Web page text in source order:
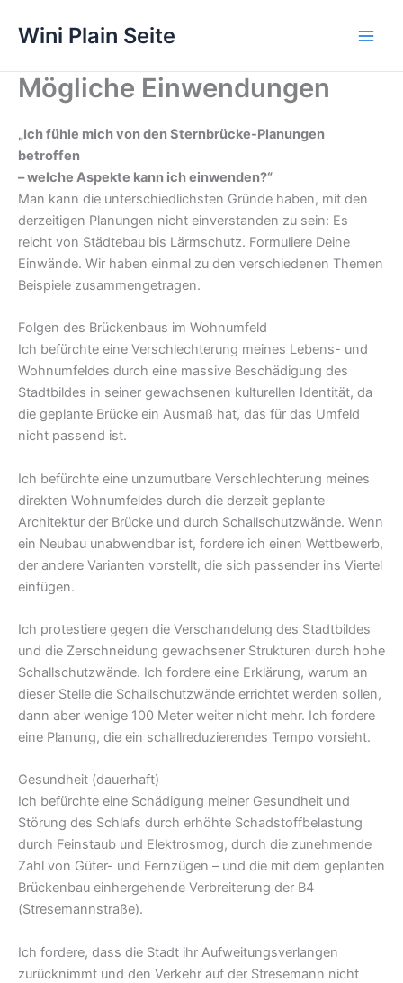
InhaltWini Plain Seite
Mögliche Einwendungen
„Ich fühle mich von den Sternbrücke-Planungen
betroffen
– welche Aspekte kann ich einwenden?“
Man kann die unterschiedlichsten Gründe haben, mit den
derzeitigen Planungen nicht einverstanden zu sein: Es
reicht von Städtebau bis Lärmschutz. Formuliere Deine
Einwände. Wir haben einmal zu den verschiedenen Themen
Beispiele zusammengetragen.
Folgen des Brückenbaus im Wohnumfeld
Ich befürchte eine Verschlechterung meines Lebens- und
Wohnumfeldes durch eine massive Beschädigung des
Stadtbildes in seiner gewachsenen kulturellen Identität, da
die geplante Brücke ein Ausmaß hat, das für das Umfeld
nicht passend ist.
Ich befürchte eine unzumutbare Verschlechterung meines
direkten Wohnumfeldes durch die derzeit geplante
Architektur der Brücke und durch Schallschutzwände. Wenn
ein Neubau unabwendbar ist, fordere ich einen Wettbewerb,
der andere Varianten vorstellt, die sich passender ins Viertel
einfügen.
Ich protestiere gegen die Verschandelung des Stadtbildes
und die Zerschneidung gewachsener Strukturen durch hohe
Schallschutzwände. Ich fordere eine Erklärung, warum an
dieser Stelle die Schallschutzwände errichtet werden sollen,
dann aber wenige 100 Meter weiter nicht mehr. Ich fordere
eine Planung, die ein schallreduzierendes Tempo vorsieht.
Gesundheit (dauerhaft)
Ich befürchte eine Schädigung meiner Gesundheit und
Störung des Schlafs durch erhöhte Schadstoffbelastung
durch Feinstaub und Elektrosmog, durch die zunehmende
Zahl von Güter- und Fernzügen – und die mit dem geplanten
Brückenbau einhergehende Verbreiterung der B4
(Stresemannstraße).
Ich fordere, dass die Stadt ihr Aufweitungsverlangen
zurücknimmt und den Verkehr auf der Stresemann nicht